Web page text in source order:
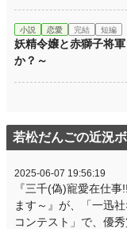
小説 恋愛 完結 短編
妖精令嬢と赤獅子将
か？～
若松だんごの近況
2025-06-07 19:56:19
『三千(偽)寵愛在仕
ます～』が、「一迅
コンテスト」で、優